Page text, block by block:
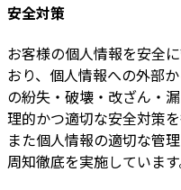
安全対策
お客様の個人情報を安全
おり、個人情報への外部
の紛失・破壊・改ざん・
理的かつ適切な安全対策を
また個人情報の適切な管
周知徹底を実施しています